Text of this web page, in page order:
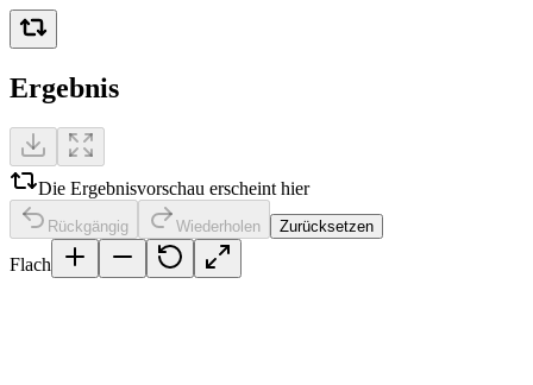
Ergebnis
Die Ergebnisvorschau erscheint hier
Rückgängig Wiederholen Zurücksetzen
Flach